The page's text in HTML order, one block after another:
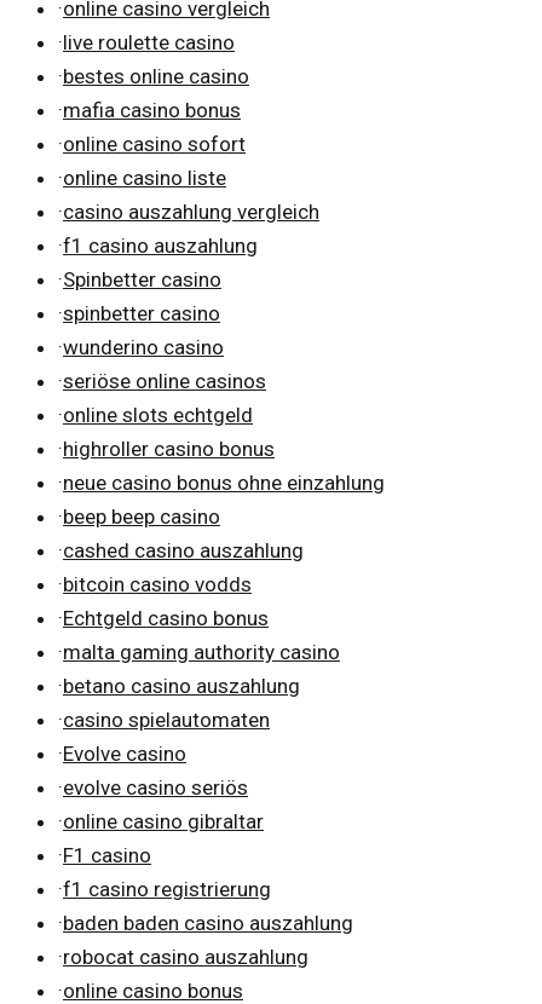
·online casino vergleich
·live roulette casino
·bestes online casino
·mafia casino bonus
·online casino sofort
·online casino liste
·casino auszahlung vergleich
·f1 casino auszahlung
·Spinbetter casino
·spinbetter casino
·wunderino casino
·seriöse online casinos
·online slots echtgeld
·highroller casino bonus
·neue casino bonus ohne einzahlung
·beep beep casino
·cashed casino auszahlung
·bitcoin casino vodds
·Echtgeld casino bonus
·malta gaming authority casino
·betano casino auszahlung
·casino spielautomaten
·Evolve casino
·evolve casino seriös
·online casino gibraltar
·F1 casino
·f1 casino registrierung
·baden baden casino auszahlung
·robocat casino auszahlung
·online casino bonus